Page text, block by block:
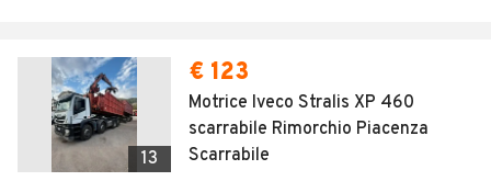
13
€ 123
Motrice Iveco Stralis XP 460
scarrabile Rimorchio Piacenza
Scarrabile